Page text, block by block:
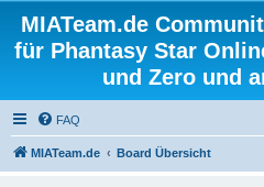
MIATeam.de
für Phantasy Star
und Zero und
FAQ
MIATeam.de Board Übersicht